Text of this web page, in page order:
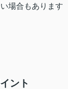
場合もあります
ント